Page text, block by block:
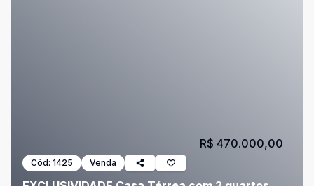
Cód: 1425 Venda
R$ 470.000,00